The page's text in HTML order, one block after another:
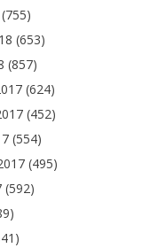
(755)
(653)
(857)
(624)
(452)
(554)
(495)
(592)